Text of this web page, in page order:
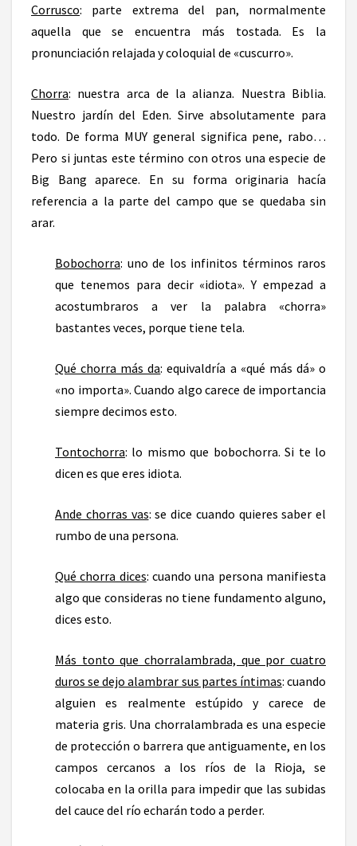
Corrusco: parte extrema del pan, normalmente
aquella que se encuentra más tostada. Es la
pronunciación relajada y coloquial de «cuscurro».
Chorra: nuestra arca de la alianza. Nuestra Biblia.
Nuestro jardín del Eden. Sirve absolutamente para
todo. De forma MUY general significa pene, rabo…
Pero si juntas este término con otros una especie de
Big Bang aparece. En su forma originaria hacía
referencia a la parte del campo que se quedaba sin
arar.
Bobochorra: uno de los infinitos términos raros
que tenemos para decir «idiota». Y empezad a
acostumbraros a ver la palabra «chorra»
bastantes veces, porque tiene tela.
Qué chorra más da: equivaldría a «qué más dá» o
«no importa». Cuando algo carece de importancia
siempre decimos esto.
Tontochorra: lo mismo que bobochorra. Si te lo
dicen es que eres idiota.
Ande chorras vas: se dice cuando quieres saber el
rumbo de una persona.
Qué chorra dices: cuando una persona manifiesta
algo que consideras no tiene fundamento alguno,
dices esto.
Más tonto que chorralambrada, que por cuatro
duros se dejo alambrar sus partes íntimas: cuando
alguien es realmente estúpido y carece de
materia gris. Una chorralambrada es una especie
de protección o barrera que antiguamente, en los
campos cercanos a los ríos de la Rioja, se
colocaba en la orilla para impedir que las subidas
del cauce del río echarán todo a perder.